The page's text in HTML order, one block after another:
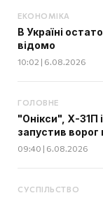
ЕКОНОМІКА
В Україні
відомо
10:02 | 6.08.2026
ГОЛОВНЕ
"Онікси", Х-31П
запустив ворог
09:40 | 6.08.2026
СУСПІЛЬСТВО